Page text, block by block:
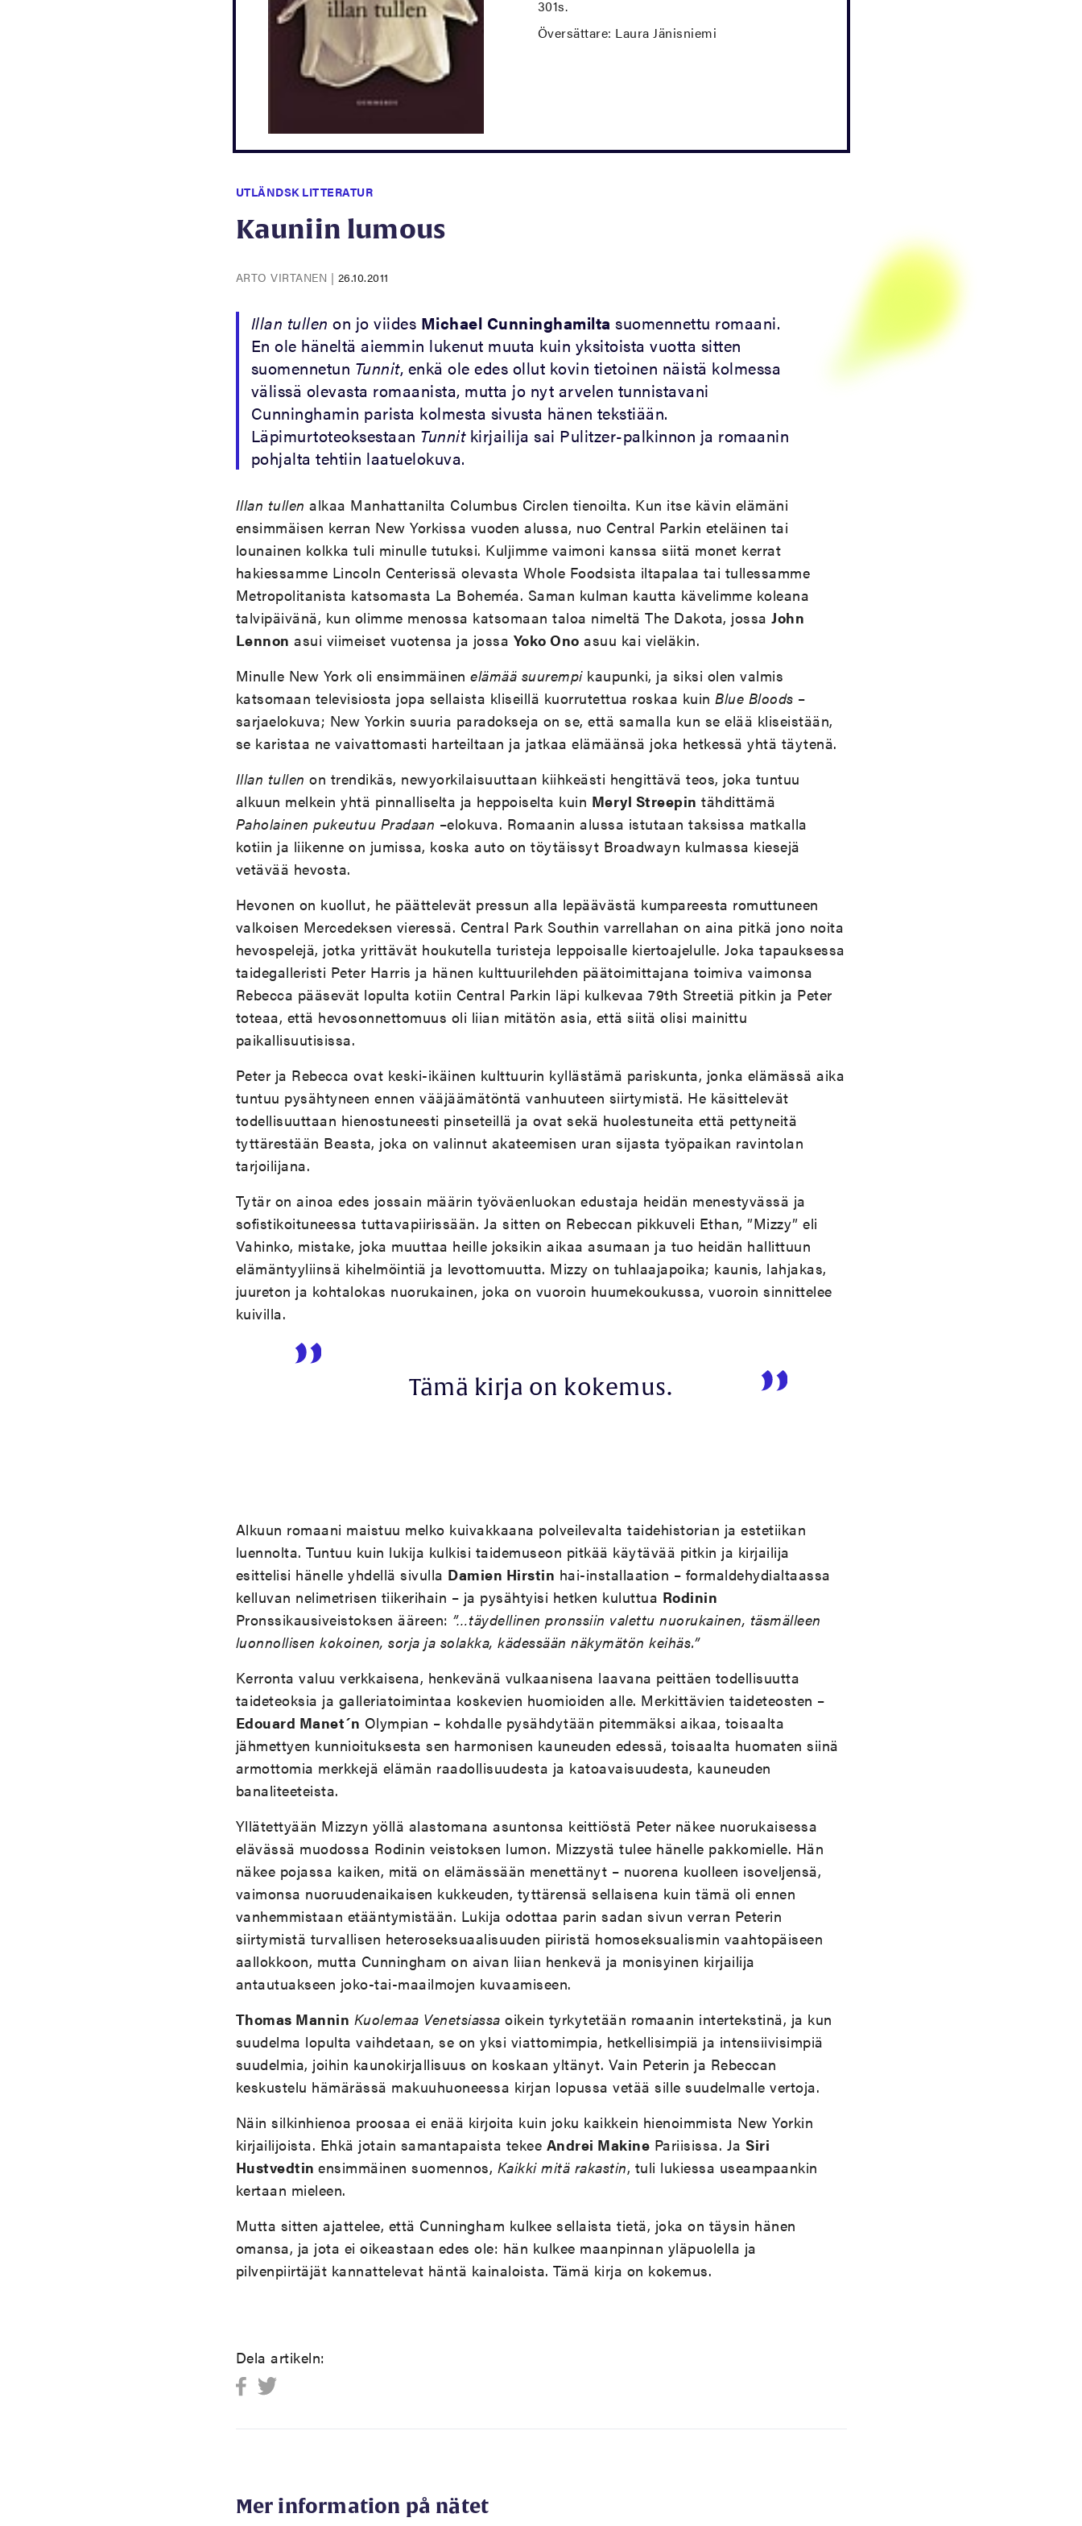
301s.
Översättare: Laura Jänisniemi
UTLÄNDSK LITTERATUR
Kauniin lumous
ARTO VIRTANEN | 26.10.2011
Illan tullen on jo viides Michael Cunninghamilta suomennettu romaani.
En ole häneltä aiemmin lukenut muuta kuin yksitoista vuotta sitten
suomennetun Tunnit, enkä ole edes ollut kovin tietoinen näistä kolmessa
välissä olevasta romaanista, mutta jo nyt arvelen tunnistavani
Cunninghamin parista kolmesta sivusta hänen tekstiään.
Läpimurtoteoksestaan Tunnitkirjailija sai Pulitzer-palkinnon ja romaanin
pohjalta tehtiin laatuelokuva.
Illan tullen alkaa Manhattanilta Columbus Circlen tienoilta. Kun itse kävin elämäni
ensimmäisen kerran New Yorkissa vuoden alussa, nuo Central Parkin eteläinen tai
lounainen kolkka tuli minulle tutuksi. Kuljimme vaimoni kanssa siitä monet kerrat
hakiessamme Lincoln Centerissä olevasta Whole Foodsista iltapalaa tai tullessamme
Metropolitanista katsomasta La Boheméa. Saman kulman kautta kävelimme koleana
talvipäivänä, kun olimme menossa katsomaan taloa nimeltä The Dakota, jossa John
Lennon asui viimeiset vuotensa ja jossa Yoko Ono asuu kai vieläkin.
Minulle New York oli ensimmäinen elämää suurempi kaupunki, ja siksi olen valmis
katsomaan televisiosta jopa sellaista kliseillä kuorrutettua roskaa kuin Blue Bloods –
sarjaelokuva; New Yorkin suuria paradokseja on se, että samalla kun se elää kliseistään,
se karistaa ne vaivattomasti harteiltaan ja jatkaa elämäänsä joka hetkessä yhtä täytenä.
Illan tullen on trendikäs, newyorkilaisuuttaan kiihkeästi hengittävä teos, joka tuntuu
alkuun melkein yhtä pinnalliselta ja heppoiselta kuin Meryl Streepin tähdittämä
Paholainen pukeutuu Pradaan –elokuva. Romaanin alussa istutaan taksissa matkalla
kotiin ja liikenne on jumissa, koska auto on töytäissyt Broadwayn kulmassa kiesejä
vetävää hevosta.
Hevonen on kuollut, he päättelevät pressun alla lepäävästä kumpareesta romuttuneen
valkoisen Mercedeksen vieressä. Central Park Southin varrellahan on aina pitkä jono noita
hevospelejä, jotka yrittävät houkutella turisteja leppoisalle kiertoajelulle. Joka tapauksessa
taidegalleristi Peter Harris ja hänen kulttuurilehden päätoimittajana toimiva vaimonsa
Rebecca pääsevät lopulta kotiin Central Parkin läpi kulkevaa 79th Streetiä pitkin ja Peter
toteaa, että hevosonnettomuus oli liian mitätön asia, että siitä olisi mainittu
paikallisuutisissa.
Peter ja Rebecca ovat keski-ikäinen kulttuurin kyllästämä pariskunta, jonka elämässä aika
tuntuu pysähtyneen ennen vääjäämätöntä vanhuuteen siirtymistä. He käsittelevät
todellisuuttaan hienostuneesti pinseteillä ja ovat sekä huolestuneita että pettyneitä
tyttärestään Beasta, joka on valinnut akateemisen uran sijasta työpaikan ravintolan
tarjoilijana.
Tytär on ainoa edes jossain määrin työväenluokan edustaja heidän menestyvässä ja
sofistikoituneessa tuttavapiirissään. Ja sitten on Rebeccan pikkuveli Ethan, ”Mizzy” eli
Vahinko, mistake, joka muuttaa heille joksikin aikaa asumaan ja tuo heidän hallittuun
elämäntyyliinsä kihelmöintiä ja levottomuutta. Mizzy on tuhlaajapoika; kaunis, lahjakas,
juureton ja kohtalokas nuorukainen, joka on vuoroin huumekoukussa, vuoroin sinnittelee
kuivilla.
Tämä kirja on kokemus.
Alkuun romaani maistuu melko kuivakkaana polveilevalta taidehistorian ja estetiikan
luennolta. Tuntuu kuin lukija kulkisi taidemuseon pitkää käytävää pitkin ja kirjailija
esittelisi hänelle yhdellä sivulla Damien Hirstin hai-installaation – formaldehydialtaassa
kelluvan nelimetrisen tiikerihain – ja pysähtyisi hetken kuluttua Rodinin
Pronssikausiveistoksen ääreen: ”…täydellinen pronssiin valettu nuorukainen, täsmälleen
luonnollisen kokoinen, sorja ja solakka, kädessään näkymätön keihäs.”
Kerronta valuu verkkaisena, henkevänä vulkaanisena laavana peittäen todellisuutta
taideteoksia ja galleriatoimintaa koskevien huomioiden alle. Merkittävien taideteosten –
Edouard Manet´n Olympian – kohdalle pysähdytään pitemmäksi aikaa, toisaalta
jähmettyen kunnioituksesta sen harmonisen kauneuden edessä, toisaalta huomaten siinä
armottomia merkkejä elämän raadollisuudesta ja katoavaisuudesta, kauneuden
banaliteeteista.
Yllätettyään Mizzyn yöllä alastomana asuntonsa keittiöstä Peter näkee nuorukaisessa
elävässä muodossa Rodinin veistoksen lumon. Mizzystä tulee hänelle pakkomielle. Hän
näkee pojassa kaiken, mitä on elämässään menettänyt – nuorena kuolleen isoveljensä,
vaimonsa nuoruudenaikaisen kukkeuden, tyttärensä sellaisena kuin tämä oli ennen
vanhemmistaan etääntymistään. Lukija odottaa parin sadan sivun verran Peterin
siirtymistä turvallisen heteroseksuaalisuuden piiristä homoseksualismin vaahtopäiseen
aallokkoon, mutta Cunningham on aivan liian henkevä ja monisyinen kirjailija
antautuakseen joko-tai-maailmojen kuvaamiseen.
Thomas Mannin Kuolemaa Venetsiassa oikein tyrkytetään romaanin intertekstinä, ja kun
suudelma lopulta vaihdetaan, se on yksi viattomimpia, hetkellisimpiä ja intensiivisimpiä
suudelmia, joihin kaunokirjallisuus on koskaan yltänyt. Vain Peterin ja Rebeccan
keskustelu hämärässä makuuhuoneessa kirjan lopussa vetää sille suudelmalle vertoja.
Näin silkinhienoa proosaa ei enää kirjoita kuin joku kaikkein hienoimmista New Yorkin
kirjailijoista. Ehkä jotain samantapaista tekee Andrei Makine Pariisissa. Ja Siri
Hustvedtin ensimmäinen suomennos, Kaikki mitä rakastin, tuli lukiessa useampaankin
kertaan mieleen.
Mutta sitten ajattelee, että Cunningham kulkee sellaista tietä, joka on täysin hänen
omansa, ja jota ei oikeastaan edes ole: hän kulkee maanpinnan yläpuolella ja
pilvenpiirtäjät kannattelevat häntä kainaloista. Tämä kirja on kokemus.
Dela artikeln:
Mer information på nätet